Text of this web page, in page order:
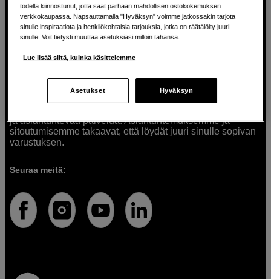
Olemme Scandinavian Photolla jo yli 40 vuoden ajan
auttaneet luovia ihmisiä toteuttamaan visioitaan.
Tarjoamme inspiraatiota, asiantuntemusta ja tuotteita
muun muassa valokuvauksen, äänen, videokuvauksen ja
musiikin ja taiteen harrastajia. Oikeilla työkaluilla ideat
muuttuvat todellisuudeksi. Autamme sinua valitsemaan
ja asiantuntevaa palvelua. Asiantuntemuksemme ja
sitoutumisemme takaavat, että löydät juuri sinulle sopivan
varustuksen.
Seuraa meitä:
todella kiinnostunut, jotta saat parhaan mahdollisen ostokokemuksen
verkkokaupassa. Napsauttamalla "Hyväksyn" voimme jatkossakin tarjota
sinulle inspiraatiota ja henkilökohtaisia tarjouksia, jotka on räätälöity juuri
sinulle. Voit tietysti muuttaa asetuksiasi milloin tahansa.
Lue lisää siitä, kuinka käsittelemme
Asetukset Hyväksyn